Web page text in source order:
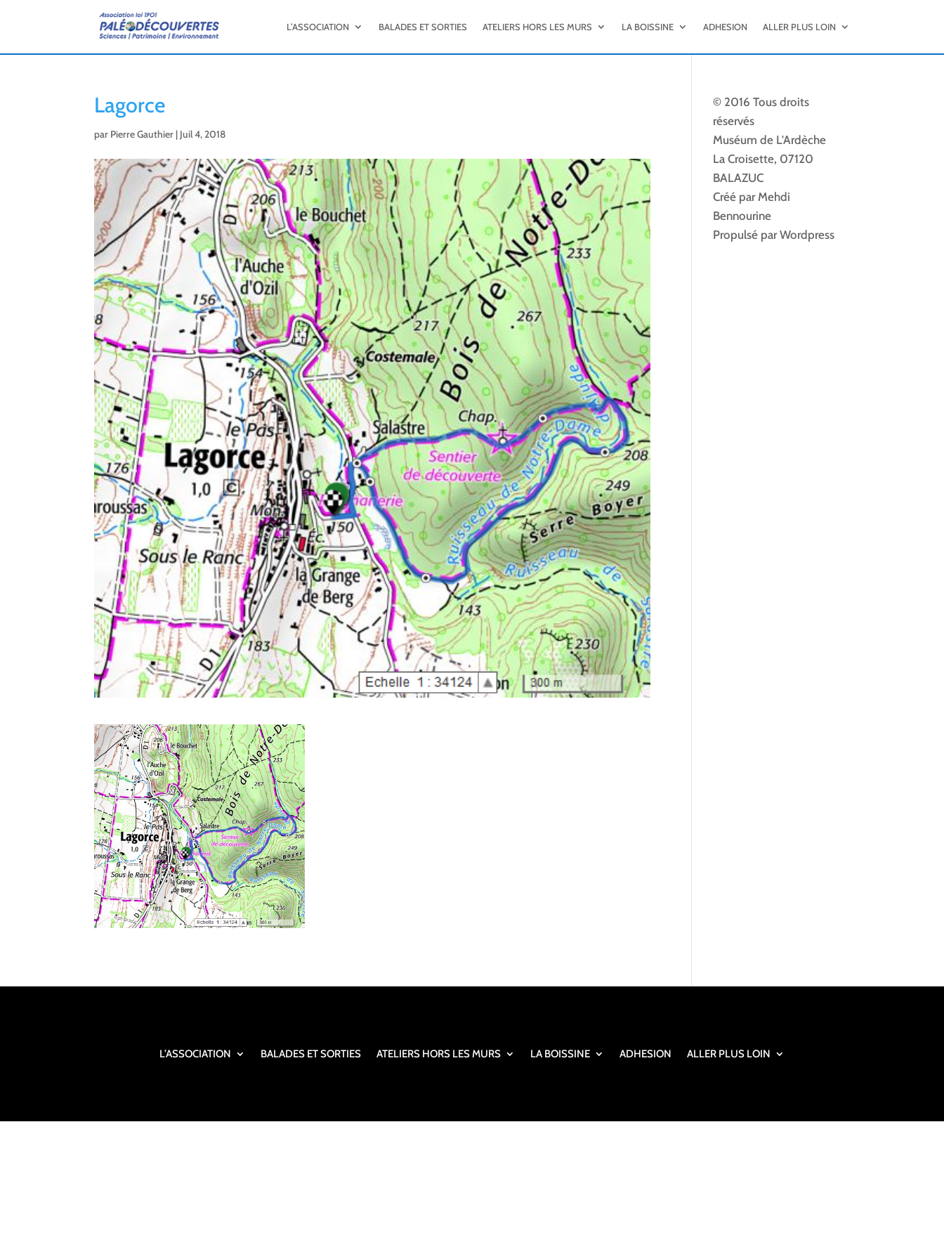
L’ASSOCIATION BALADES ET SORTIES ATELIERS HORS LES MURS LA BOISSINE ADHESION ALLER PLUS LOIN
Lagorce
par Pierre Gauthier | Juil 4, 2018
© 2016 Tous droits
réservés
Muséum de L'Ardèche
La Croisette, 07120
BALAZUC
Créé par Mehdi
Bennourine
Propulsé par Wordpress
L’ASSOCIATION BALADES ET SORTIES ATELIERS HORS LES MURS LA BOISSINE ADHESION ALLER PLUS LOIN